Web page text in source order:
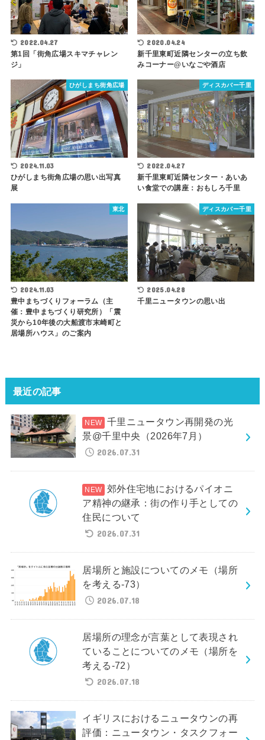
2022.04.27
第1回「街角広場スキマチャレン
ジ」
2020.04.24
新千里東町近隣センターの立ち飲
みコーナー@いなごや酒店
ひがしまち街角広場
2024.11.03
ひがしまち街角広場の思い出写真
展
ディスカバー千里
2022.04.27
新千里東町近隣センター・あいあ
い食堂での講座：おもしろ千里
東北
2024.11.03
豊中まちづくりフォーラム（主
催：豊中まちづくり研究所）「震
災から10年後の大船渡市末崎町と
居場所ハウス」のご案内
ディスカバー千里
2025.04.28
千里ニュータウンの思い出
最近の記事
千里ニュータウン再開発の光
景@千里中央（2026年7月）
2026.07.31
郊外住宅地におけるパイオニ
ア精神の継承：街の作り手としての
住民について
2026.07.31
居場所と施設についてのメモ（場所
を考える-73）
2026.07.18
居場所の理念が言葉として表現され
ていることについてのメモ（場所を
考える-72）
2026.07.18
イギリスにおけるニュータウンの再
評価：ニュータウン・タスクフォー